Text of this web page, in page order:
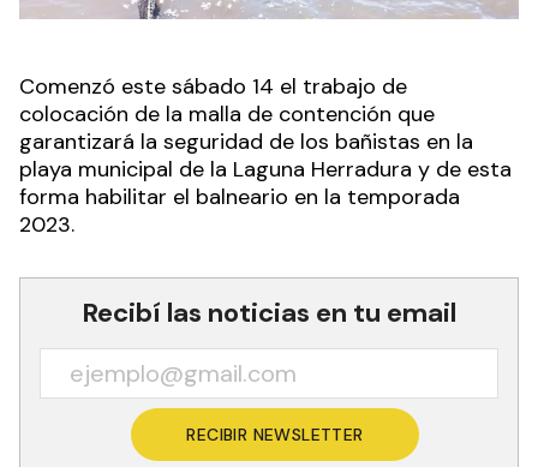
Comenzó este sábado 14 el trabajo de
colocación de la malla de contención que
garantizará la seguridad de los bañistas en la
playa municipal de la Laguna Herradura y de esta
forma habilitar el balneario en la temporada
2023.
Recibí las noticias en tu email
RECIBIR NEWSLETTER